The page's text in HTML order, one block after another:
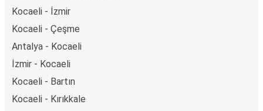
Kocaeli - İzmir
Kocaeli - Çeşme
Antalya - Kocaeli
İzmir - Kocaeli
Kocaeli - Bartın
Kocaeli - Kırıkkale